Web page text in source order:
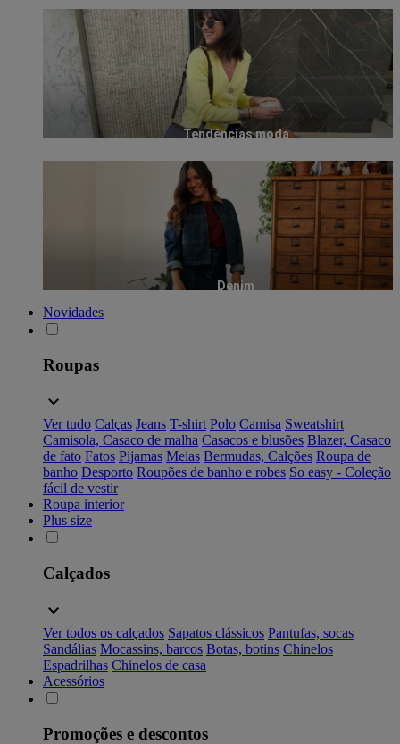
Tendências moda
Denim
Novidades
Roupas
Ver tudo Calças Jeans T-shirt Polo Camisa Sweatshirt
Camisola, Casaco de malha Casacos e blusões Blazer, Casaco
de fato Fatos Pijamas Meias Bermudas, Calções Roupa de
banho Desporto Roupões de banho e robes So easy - Coleção
fácil de vestir
Roupa interior
Plus size
Calçados
Ver todos os calçados Sapatos clássicos Pantufas, socas
Sandálias Mocassins, barcos Botas, botins Chinelos
Espadrilhas Chinelos de casa
Acessórios
Promoções e descontos